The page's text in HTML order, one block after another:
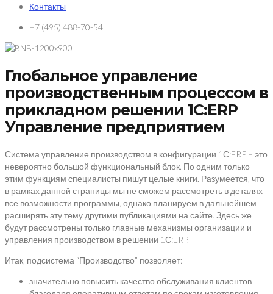
Контакты
+7 (495) 488-70-54
Глобальное управление
производственным процессом в
прикладном решении 1С:ERP
Управление предприятием
Система управление производством в конфигурации 1С:ERP – это
невероятно большой функциональный блок. По одним только
этим функциям специалисты пишут целые книги. Разумеется, что
в рамках данной страницы мы не сможем рассмотреть в деталях
все возможности программы, однако планируем в дальнейшем
расширять эту тему другими публикациями на сайте. Здесь же
будут рассмотрены только главные механизмы организации и
управления производством в решении 1С:ERP.
Итак, подсистема “Производство” позволяет:
значительно повысить качество обслуживания клиентов